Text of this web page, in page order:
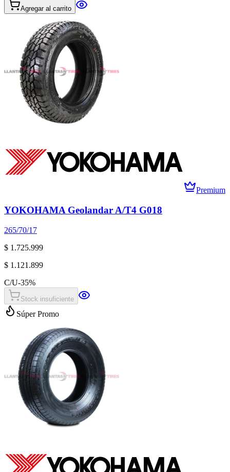
Agregar al carrito
Premium
YOKOHAMA Geolandar A/T4 G018
265/70/17
$ 1.725.999
$ 1.121.899
C/U-35%
Stock insuficiente
Súper Promo